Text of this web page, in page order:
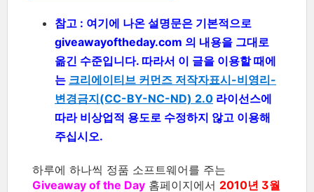
참고 : 여기에 나온 설명문은 기본적으로
giveawayoftheday.com 의 내용을 그대로
옮긴 수준입니다. 따라서 이 글을 이용할 때에
는 크리에이티브 커먼즈 저작자표시-비영리-
변경금지(CC-BY-NC-ND) 2.0 라이선스에
따라 비상업적 용도로 수정하지 않고 이용해
주십시오.
하루에 하나씩 정품 소프트웨어를 주는
Giveaway of the Day 홈페이지에서 2010년 3월